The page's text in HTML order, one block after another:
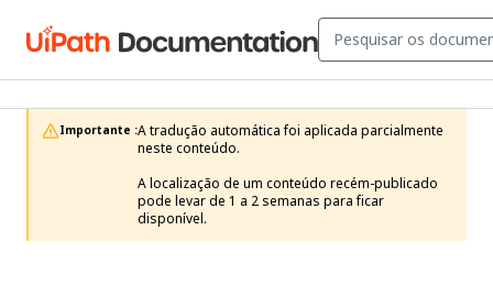
Importante :A tradução automática foi aplicada parcialmente
neste conteúdo.
A localização de um conteúdo recém-publicado
pode levar de 1 a 2 semanas para ficar
disponível.